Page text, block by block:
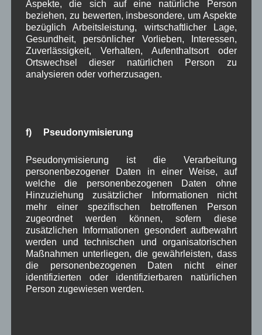
Ende erreicht
Dorferneuerung(154)
Gemeinderat(128)
in Wallgau (1.091)
Kommunalpolitik(85)
Pressespiegel(282)
um Wallgau(258)
Wallgau im Netz(65)
Schlagwörter
Aspekte, die sich auf eine natürliche Person
beziehen, zu bewerten, insbesondere, um Aspekte
bezüglich Arbeitsleistung, wirtschaftlicher Lage,
Gesundheit, persönlicher Vorlieben, Interessen,
Zuverlässigkeit, Verhalten, Aufenthaltsort oder
Ortswechsel dieser natürlichen Person zu
analysieren oder vorherzusagen.
f) Pseudonymisierung
Pseudonymisierung ist die Verarbeitung
personenbezogener Daten in einer Weise, auf
welche die personenbezogenen Daten ohne
Hinzuziehung zusätzlicher Informationen nicht
mehr einer spezifischen betroffenen Person
zugeordnet werden können, sofern diese
zusätzlichen Informationen gesondert aufbewahrt
werden und technischen und organisatorischen
Maßnahmen unterliegen, die gewährleisten, dass
die personenbezogenen Daten nicht einer
identifizierten oder identifizierbaren natürlichen
Person zugewiesen werden.